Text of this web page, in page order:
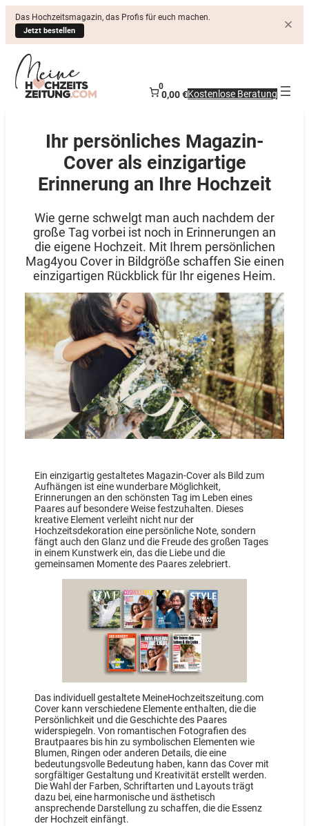
Das Hochzeitsmagazin, das Profis für euch machen.
Jetzt bestellen
0
0,00 €Kostenlose Beratung
Ihr persönliches Magazin-
Cover als einzigartige
Erinnerung an Ihre Hochzeit
Wie gerne schwelgt man auch nachdem der
große Tag vorbei ist noch in Erinnerungen an
die eigene Hochzeit. Mit Ihrem persönlichen
Mag4you Cover in Bildgröße schaffen Sie einen
einzigartigen Rückblick für Ihr eigenes Heim.
Ein einzigartig gestaltetes Magazin-Cover als Bild zum
Aufhängen ist eine wunderbare Möglichkeit,
Erinnerungen an den schönsten Tag im Leben eines
Paares auf besondere Weise festzuhalten. Dieses
kreative Element verleiht nicht nur der
Hochzeitsdekoration eine persönliche Note, sondern
fängt auch den Glanz und die Freude des großen Tages
in einem Kunstwerk ein, das die Liebe und die
gemeinsamen Momente des Paares zelebriert.
Das individuell gestaltete MeineHochzeitszeitung.com
Cover kann verschiedene Elemente enthalten, die die
Persönlichkeit und die Geschichte des Paares
widerspiegeln. Von romantischen Fotografien des
Brautpaares bis hin zu symbolischen Elementen wie
Blumen, Ringen oder anderen Details, die eine
bedeutungsvolle Bedeutung haben, kann das Cover mit
sorgfältiger Gestaltung und Kreativität erstellt werden.
Die Wahl der Farben, Schriftarten und Layouts trägt
dazu bei, eine harmonische und ästhetisch
ansprechende Darstellung zu schaffen, die die Essenz
der Hochzeit einfängt.